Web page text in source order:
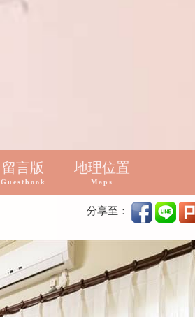
留言版
Guestbook
地理位置
Maps
分享至：